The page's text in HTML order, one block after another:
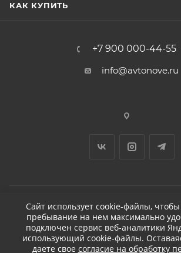
КАК КУПИТЬ
+7 900 000-44-55
info@avtonove.ru
2026 © ДЕТЕЙЛИНГ-МАРКЕТ
Сайт использует cookie-файлы,
пребывание на нем максимально
подключен сервис веб-аналитики
использующий cookie-файлы.
даете свое согласие на обработку